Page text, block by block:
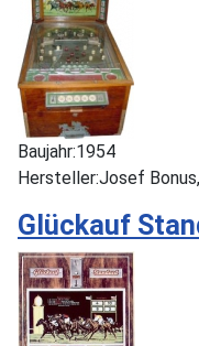
Baujahr:1954
Hersteller:Josef
Glückauf